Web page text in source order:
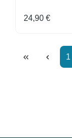
Regulärer
24,90 €
1